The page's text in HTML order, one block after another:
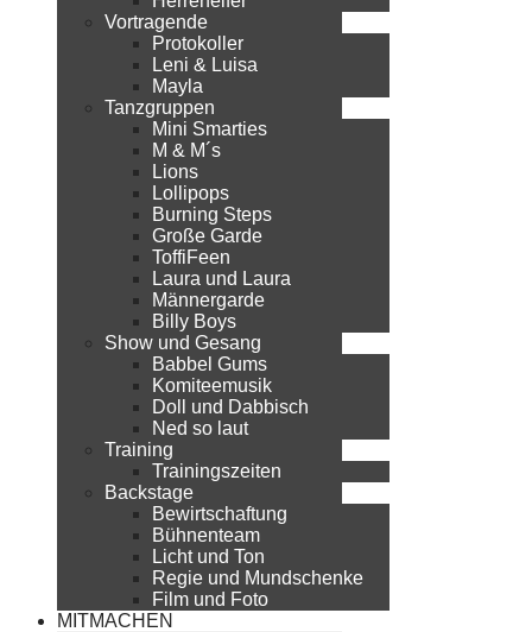
Vortragende
Protokoller
Leni & Luisa
Mayla
Tanzgruppen
Mini Smarties
M & M´s
Lions
Lollipops
Burning Steps
Große Garde
ToffiFeen
Laura und Laura
Männergarde
Billy Boys
Show und Gesang
Babbel Gums
Komiteemusik
Doll und Dabbisch
Ned so laut
Training
Trainingszeiten
Backstage
Bewirtschaftung
Bühnenteam
Licht und Ton
Regie und Mundschenke
Film und Foto
MITMACHEN